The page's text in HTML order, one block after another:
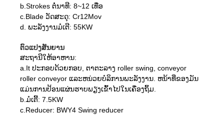
b.Strokes ຕໍ່ນາທີ: 8~12 ເທື່ອ
c.Blade ວັດສະດຸ: Cr12Mov
d. ພະລັງງານມໍເຕີ: 55KW
ຕົວແປງສັນຍານ
ສະ​ຖາ​ນີ​ໃຫ້​ອາ​ຫານ​:
a.It ປະກອບດ້ວຍກອບ, ຕາຕະລາງ roller swing, conveyor
roller conveyor ແລະຫນ່ວຍບໍລິການພະລັງງານ. ຫນ້າທີ່ຂອງມັນ
ແມ່ນການປ້ອນແຜ່ນຮາບພຽງເຂົ້າໄປໃນເຄື່ອງຖິ້ມ.
b.ມໍເຕີ້: 7.5KW
c.Reducer: BWY4 Swing reducer